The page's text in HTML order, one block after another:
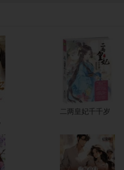
二两皇妃千千岁